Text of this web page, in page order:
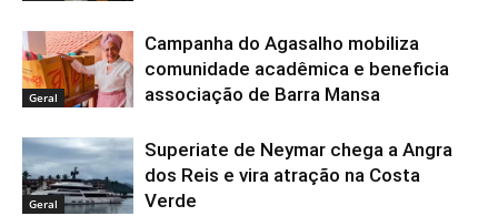
Geral
Campanha do Agasalho mobiliza
comunidade acadêmica e beneficia
associação de Barra Mansa
Geral
Superiate de Neymar chega a Angra
dos Reis e vira atração na Costa
Verde